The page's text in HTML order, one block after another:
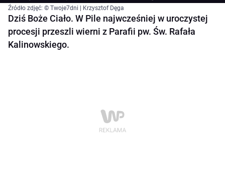
Źródło zdjęć: © Twoje7dni | Krzysztof Dęga
Dziś Boże Ciało. W Pile najwcześniej w uroczystej
procesji przeszli wierni z Parafii pw. Św. Rafała
Kalinowskiego.